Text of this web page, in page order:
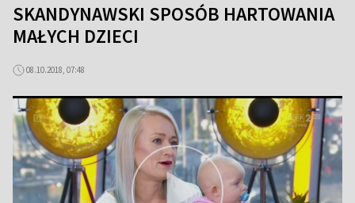
SKANDYNAWSKI SPOSÓB HARTOWANIA
MAŁYCH DZIECI
08.10.2018, 07:48